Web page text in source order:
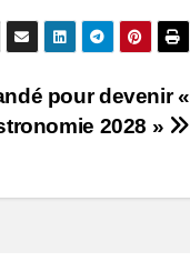
pour devenir «
2028 »